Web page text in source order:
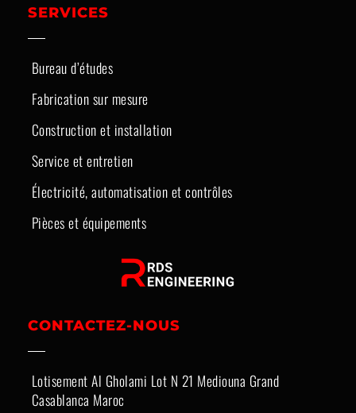
SERVICES
Bureau d’études
Fabrication sur mesure
Construction et installation
Service et entretien
Électricité, automatisation et contrôles
Pièces et équipements
CONTACTEZ-NOUS
Lotisement Al Gholami Lot N 21 Mediouna Grand
Casablanca Maroc